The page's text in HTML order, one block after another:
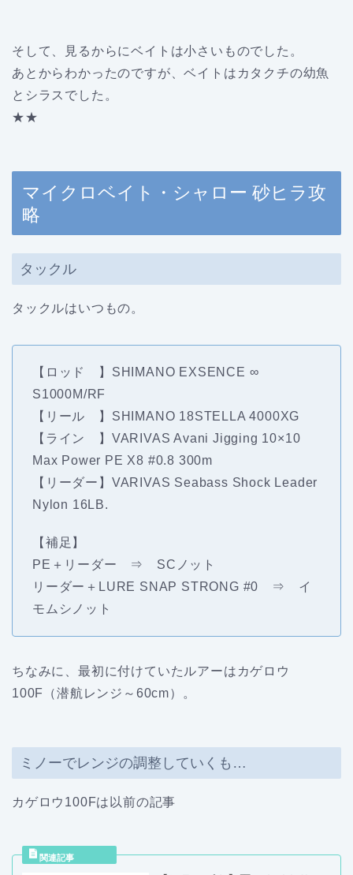
そして、見るからにベイトは小さいものでした。
あとからわかったのですが、ベイトはカタクチの幼魚
とシラスでした。
★★
マイクロベイト・シャロー 砂ヒラ攻
略
タックル
タックルはいつもの。
【ロッド 】SHIMANO EXSENCE ∞
S1000M/RF
【リール 】SHIMANO 18STELLA 4000XG
【ライン 】VARIVAS Avani Jigging 10×10
Max Power PE X8 #0.8 300m
【リーダー】VARIVAS Seabass Shock Leader
Nylon 16LB.
【補足】
PE＋リーダー ⇒ SCノット
リーダー＋LURE SNAP STRONG #0 ⇒ イ
モムシノット
ちなみに、最初に付けていたルアーはカゲロウ
100F（潜航レンジ～60cm）。
ミノーでレンジの調整していくも…
カゲロウ100Fは以前の記事